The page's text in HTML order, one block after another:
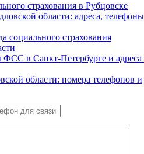
страхования в Рубцовске
области: адреса,
социального страхования
ФСС в Санкт-Петербурге и адреса
области: номера телефонов и